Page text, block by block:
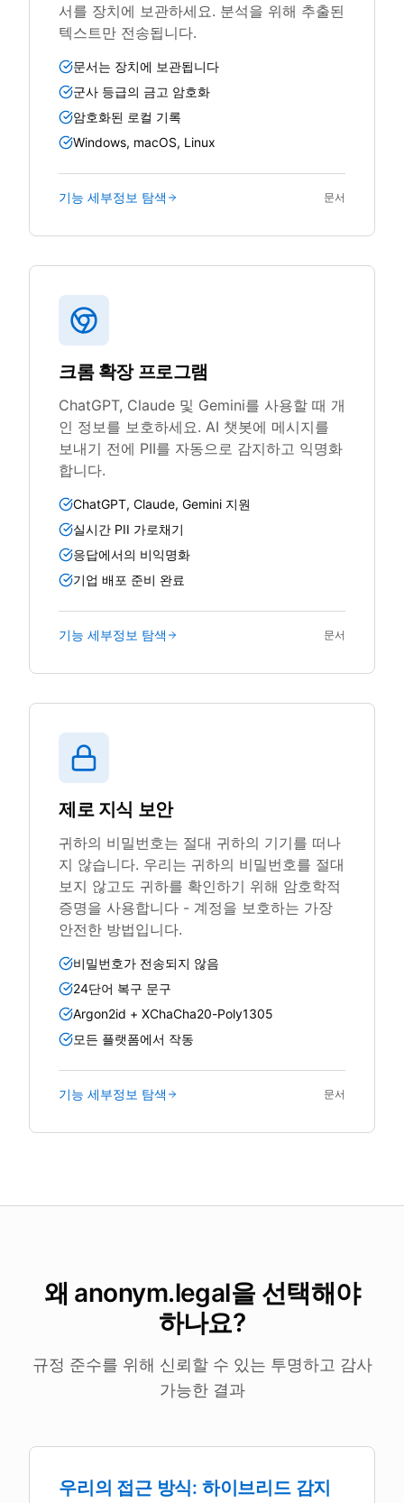
서를 장치에 보관하세요. 분석을 위해 추출된
텍스트만 전송됩니다.
문서는 장치에 보관됩니다
군사 등급의 금고 암호화
암호화된 로컬 기록
Windows, macOS, Linux
기능 세부정보 탐색 문서
크롬 확장 프로그램
ChatGPT, Claude 및 Gemini를 사용할 때 개
인 정보를 보호하세요. AI 챗봇에 메시지를
보내기 전에 PII를 자동으로 감지하고 익명화
합니다.
ChatGPT, Claude, Gemini 지원
실시간 PII 가로채기
응답에서의 비익명화
기업 배포 준비 완료
기능 세부정보 탐색 문서
제로 지식 보안
귀하의 비밀번호는 절대 귀하의 기기를 떠나
지 않습니다. 우리는 귀하의 비밀번호를 절대
보지 않고도 귀하를 확인하기 위해 암호학적
증명을 사용합니다 - 계정을 보호하는 가장
안전한 방법입니다.
비밀번호가 전송되지 않음
24단어 복구 문구
Argon2id + XChaCha20-Poly1305
모든 플랫폼에서 작동
기능 세부정보 탐색 문서
왜 anonym.legal을 선택해야
하나요?
규정 준수를 위해 신뢰할 수 있는 투명하고 감사
가능한 결과
우리의 접근 방식: 하이브리드 감지